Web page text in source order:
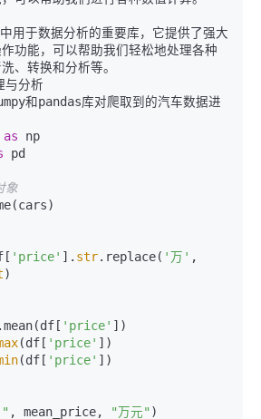
用于数据分析的重要库，它提供了强大
功能，可以帮助我们轻松地处理各种
与分析
和pandas库对爬取到的汽车数据进
as
pd
象
'price' ]. str.replace( '万'
)
'price' ])
(df[ 'price' ])
(df[ 'price' ])
" , mean_price, "万元"